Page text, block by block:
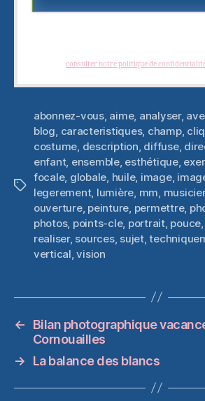
consulter notre politique de confidentialité
Étiquettes
abonnez-vous, aime, analyser,
blog, caracteristiques, champ,
costume, description, diffuse,
enfant, ensemble, esthétique,
focale, globale, huile, image,
legerement, lumière, mm,
ouverture, peinture, permettre,
photos, points-cle, portrait, pouce,
realiser, sources, sujet,
vertical,vision
←
Bilan photographique
Cornouailles
→
La balance des blancs